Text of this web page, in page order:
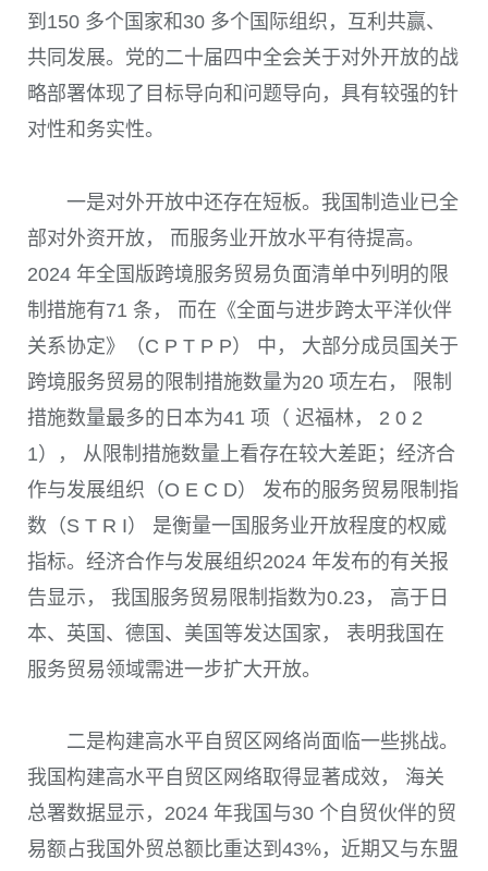
到150 多个国家和30 多个国际组织，互利共赢、
共同发展。党的二十届四中全会关于对外开放的战
略部署体现了目标导向和问题导向，具有较强的针
对性和务实性。
一是对外开放中还存在短板。我国制造业已全
部对外资开放， 而服务业开放水平有待提高。
2024 年全国版跨境服务贸易负面清单中列明的限
制措施有71 条， 而在《全面与进步跨太平洋伙伴
关系协定》（C P T P P） 中， 大部分成员国关于
跨境服务贸易的限制措施数量为20 项左右， 限制
措施数量最多的日本为41 项（ 迟福林， 2 0 2
1）， 从限制措施数量上看存在较大差距；经济合
作与发展组织（O E C D） 发布的服务贸易限制指
数（S T R I） 是衡量一国服务业开放程度的权威
指标。经济合作与发展组织2024 年发布的有关报
告显示， 我国服务贸易限制指数为0.23， 高于日
本、英国、德国、美国等发达国家， 表明我国在
服务贸易领域需进一步扩大开放。
二是构建高水平自贸区网络尚面临一些挑战。
我国构建高水平自贸区网络取得显著成效， 海关
总署数据显示，2024 年我国与30 个自贸伙伴的贸
易额占我国外贸总额比重达到43%，近期又与东盟